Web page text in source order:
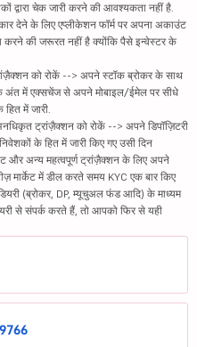
चेक जारी करने की आवश्यकता नहीं है.
देने के लिए एप्लीकेशन फॉर्म पर अपना अकाउंट
करने की जरूरत नहीं है क्योंकि पैसे इन्वेस्टर के
को रोकें --> अपने स्टॉक ब्रोकर के साथ
अंत में एक्सचेंज से अपने मोबाइल/ईमेल पर सीधे
में जारी.
ट्रांज़ैक्शन को रोकें --> अपने डिपॉज़िटरी
के हित में जारी किए गए उसी दिन
और अन्य महत्वपूर्ण ट्रांज़ैक्शन के लिए अपने
मार्केट में डील करते समय KYC एक बार किए
(ब्रोकर, DP, म्यूचुअल फंड आदि) के माध्यम
से संपर्क करते हैं, तो आपको फिर से यही